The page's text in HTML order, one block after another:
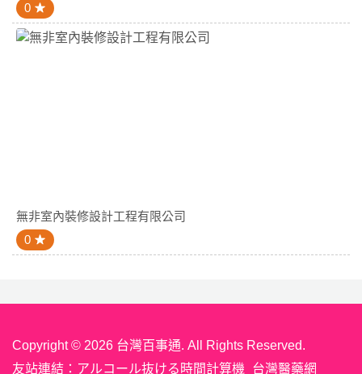
0
無非室內裝修設計工程有限公司
0
Copyright © 2026 台灣百事通. All Rights Reserved.
友站連結： アルコール抜ける時間計算機 台灣醫藥網